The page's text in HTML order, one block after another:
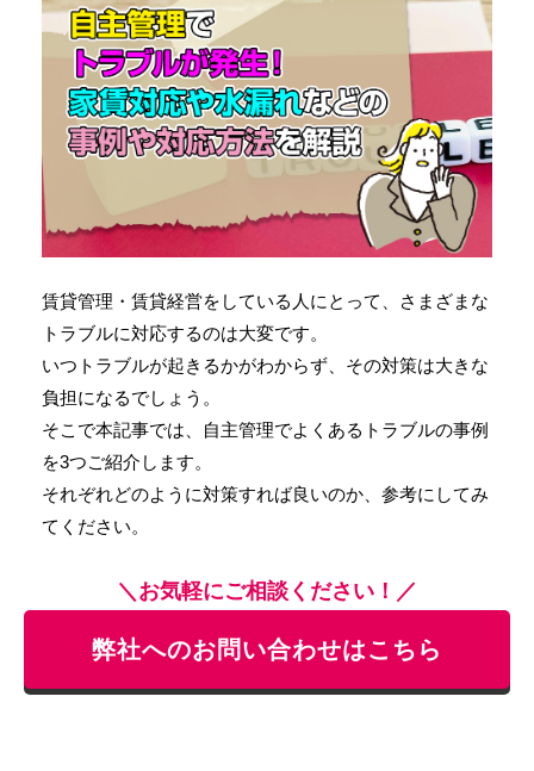
賃貸管理・賃貸経営をしている人にとって、さまざまな
トラブルに対応するのは大変です。
いつトラブルが起きるかがわからず、その対策は大きな
負担になるでしょう。
そこで本記事では、自主管理でよくあるトラブルの事例
を3つご紹介します。
それぞれどのように対策すれば良いのか、参考にしてみ
てください。
＼お気軽にご相談ください！／
弊社へのお問い合わせはこちら